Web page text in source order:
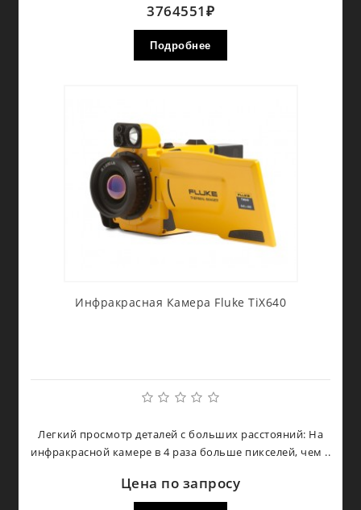
3764551₽
Подробнее
Инфракрасная Камера Fluke TiX640
Легкий просмотр деталей с больших расстояний: На
инфракрасной камере в 4 раза больше пикселей, чем ..
Цена по запросу